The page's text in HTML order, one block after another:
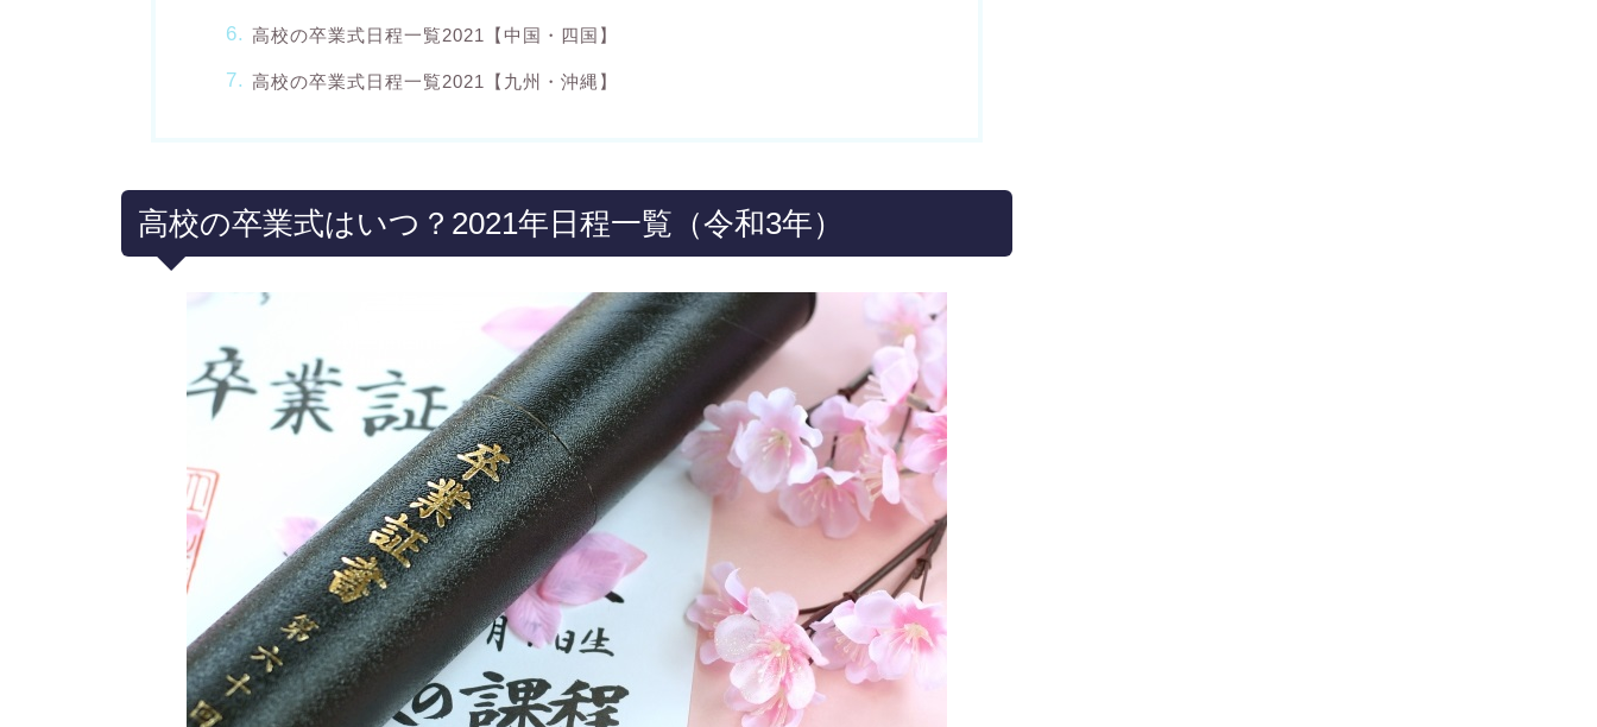
高校の卒業式日程一覧2021【中国・四国】
高校の卒業式日程一覧2021【九州・沖縄】
高校の卒業式はいつ？2021年日程一覧（令和3年）